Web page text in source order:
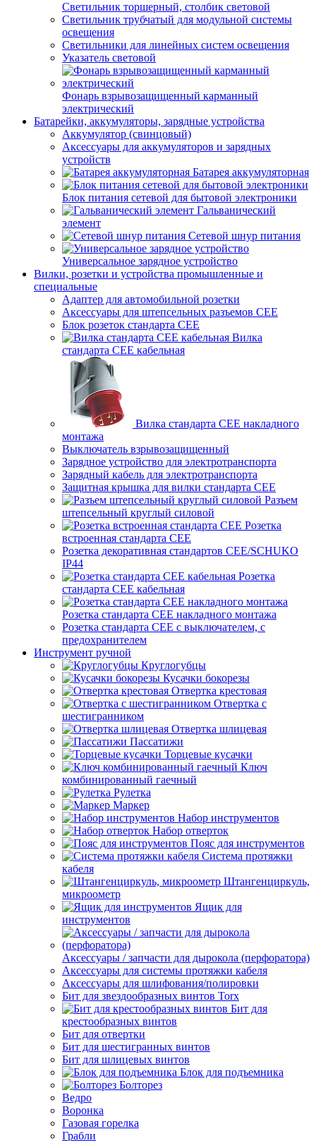
Светильник торшерный, столбик световой
Светильник трубчатый для модульной системы
освещения
Светильники для линейных систем освещения
Указатель световой
Фонарь взрывозащищенный карманный
электрический
Батарейки, аккумуляторы, зарядные устройства
Аккумулятор (свинцовый)
Аксессуары для аккумуляторов и зарядных
устройств
Батарея аккумуляторная
Блок питания сетевой для бытовой электроники
Гальванический
элемент
Сетевой шнур питания
Универсальное зарядное устройство
Вилки, розетки и устройства промышленные и
специальные
Адаптер для автомобильной розетки
Аксессуары для штепсельных разъемов CEE
Блок розеток стандарта CEE
Вилка
стандарта CEE кабельная
Вилка стандарта CEE накладного
монтажа
Выключатель взрывозащищенный
Зарядное устройство для электротранспорта
Зарядный кабель для электротранспорта
Защитная крышка для вилки стандарта CEE
Разъем
штепсельный круглый силовой
Розетка
встроенная стандарта CEE
Розетка декоративная стандартов CEE/SCHUKO
IP44
Розетка
стандарта СЕЕ кабельная
Розетка стандарта СЕЕ накладного монтажа
Розетка стандарта СЕЕ с выключателем, с
предохранителем
Инструмент ручной
Круглогубцы
Кусачки бокорезы
Отвертка крестовая
Отвертка с
шестигранником
Отвертка шлицевая
Пассатижи
Торцевые кусачки
Ключ
комбинированный гаечный
Рулетка
Маркер
Набор инструментов
Набор отверток
Пояс для инструментов
Система протяжки
кабеля
Штангенциркуль,
микроометр
Ящик для
инструментов
Аксессуары / запчасти для дырокола (перфоратора)
Аксессуары для системы протяжки кабеля
Аксессуары для шлифования/полировки
Бит для звездообразных винтов Torx
Бит для
крестообразных винтов
Бит для отвертки
Бит для шестигранных винтов
Бит для шлицевых винтов
Блок для подъемника
Болторез
Ведро
Воронка
Газовая горелка
Грабли